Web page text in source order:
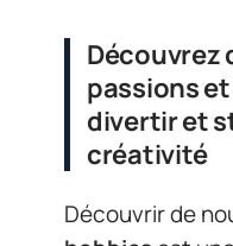
Découvrez
passions
divertir et
créativité
Découvrir de